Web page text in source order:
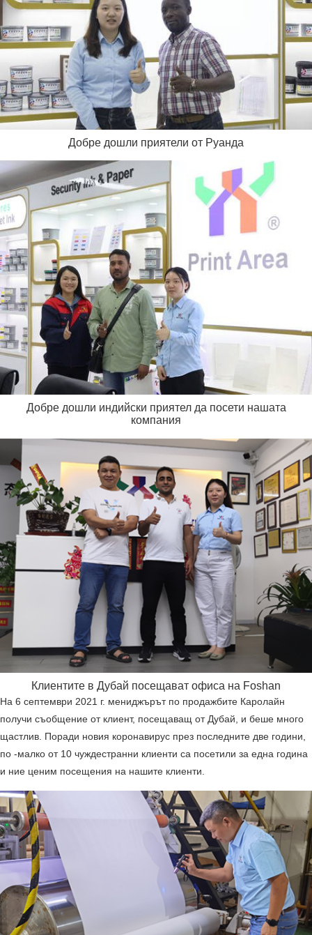
Добре дошли приятели от Руанда
Добре дошли индийски приятел да посети нашата
компания
Клиентите в Дубай посещават офиса на Foshan
На 6 септември 2021 г. мениджърът по продажбите Каролайн
получи съобщение от клиент, посещаващ от Дубай, и беше много
щастлив. Поради новия коронавирус през последните две години,
по -малко от 10 чуждестранни клиенти са посетили за една година
и ние ценим посещения на нашите клиенти.